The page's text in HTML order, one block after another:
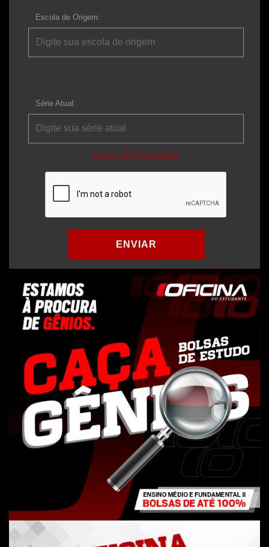
Escola de Origem:
Série Atual:
Política de Privacidade
ENVIAR